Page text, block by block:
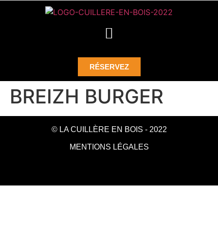
RÉSERVEZ
BREIZH BURGER
© LA CUILLÈRE EN BOIS - 2022
MENTIONS LÉGALES